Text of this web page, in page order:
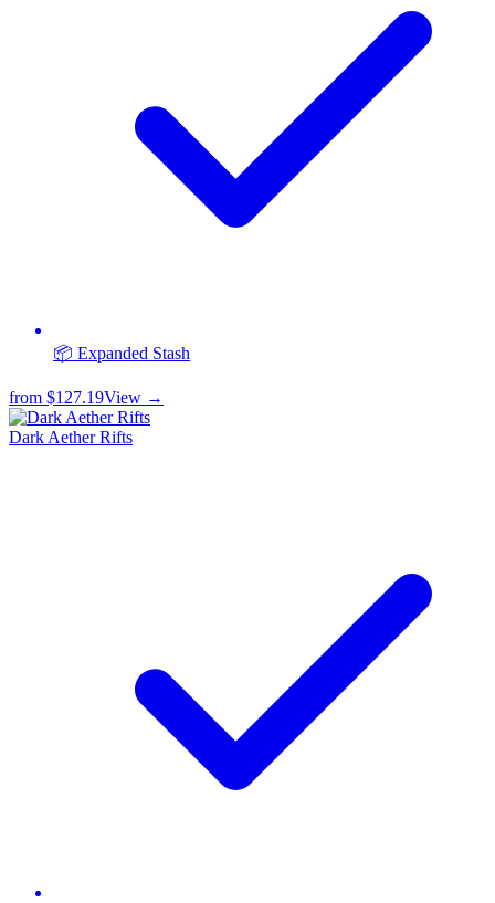
📦 Expanded Stash
from $127.19View →
Dark Aether Rifts